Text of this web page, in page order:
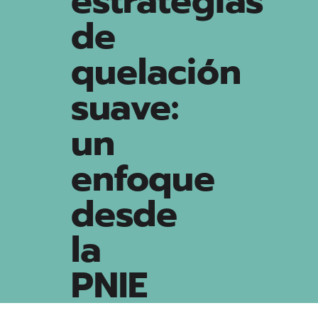
de
quelación
suave:
un
enfoque
desde
la
PNIE